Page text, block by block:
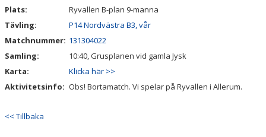
MATCHER
STYRELSE
SPONSORER
LOPPIS
Plats:
Ryvallen B-plan 9-manna
Tävling:
P14 Nordvästra B3, vår
Matchnummer: 131304022
Samling:
10:40, Grusplanen vid gamla Jysk
Karta:
Klicka här >>
Aktivitetsinfo: Obs! Bortamatch. Vi spelar på Ryvallen i Allerum.
<< Tillbaka